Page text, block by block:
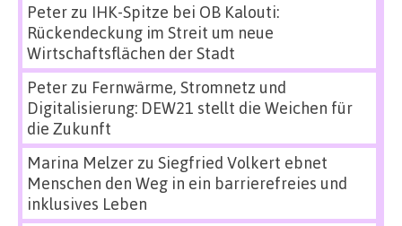
Peterzu IHK-Spitze bei OB Kalouti:
Rückendeckung im Streit um neue
Wirtschaftsflächen der Stadt
Peterzu Fernwärme, Stromnetz und
Digitalisierung: DEW21 stellt die Weichen für
die Zukunft
Marina Melzerzu Siegfried Volkert ebnet
Menschen den Weg in ein barrierefreies und
inklusives Leben